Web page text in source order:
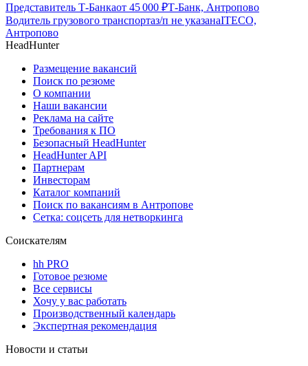
Представитель Т-Банкаот 45 000 ₽Т-Банк, Антропово
Водитель грузового транспортаз/п не указанаITECO,
Антропово
HeadHunter
Размещение вакансий
Поиск по резюме
О компании
Наши вакансии
Реклама на сайте
Требования к ПО
Безопасный HeadHunter
HeadHunter API
Партнерам
Инвесторам
Каталог компаний
Поиск по вакансиям в Антропове
Сетка: соцсеть для нетворкинга
Соискателям
hh PRO
Готовое резюме
Все сервисы
Хочу у вас работать
Производственный календарь
Экспертная рекомендация
Новости и статьи